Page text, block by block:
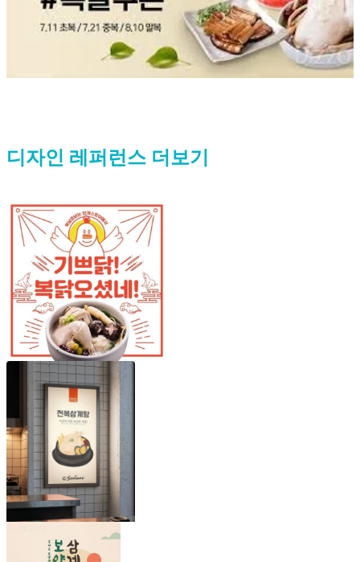
디자인 레퍼런스 더보기